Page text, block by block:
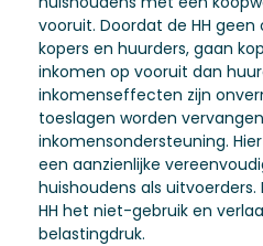
vooruit. Doordat de HH
kopers en huurders, gaan
inkomen op vooruit dan
inkomenseffecten zijn
toeslagen worden
inkomensondersteuning.
een aanzienlijke
huishoudens als
HH het niet-gebruik en
belastingdruk.